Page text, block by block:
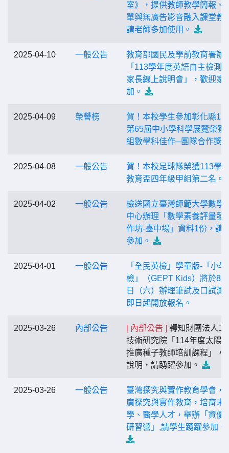
室》，提供教師教學簡報、
單與無廣告影音融入課堂教
請老師多加使用。
2025-04-10 一般公告
教育部國民及學前教育署辦
「113學年度英語自主檢測
家長線上說明會」，歡迎家
加。
2025-04-09 榮譽榜
賀！本校學生參加彰化縣
第65屆中小學科學展覽榮獲
組數學科佳作─團隊合作獎
2025-04-08 一般公告
賀！本校足球隊榮獲113學
教育盃四年級甲組第二名。
2025-04-02 一般公告
檢送國立臺灣師範大學數學
中心辦理「數學素養評量發
作坊-臺中場」資料1份，請
參加。
2025-04-01 一般公告
「全民英檢」學童版-「小學
檢」（GEPT Kids）將於8
日（六）辦理筆試及口試測
即日起開放報名。
2025-03-26 內部公告 [ 內部公告 ] 轉知財團法人工
技術研究院「114年度太陽
推廣種子教師培訓課程」，
說明，請踴躍參加。
2025-03-26 一般公告
臺灣探究與實作教育學會，
廣探究與實作教育，培育未
學、醫學人才，舉辦「資優
研習營」,請學生踴躍參加。